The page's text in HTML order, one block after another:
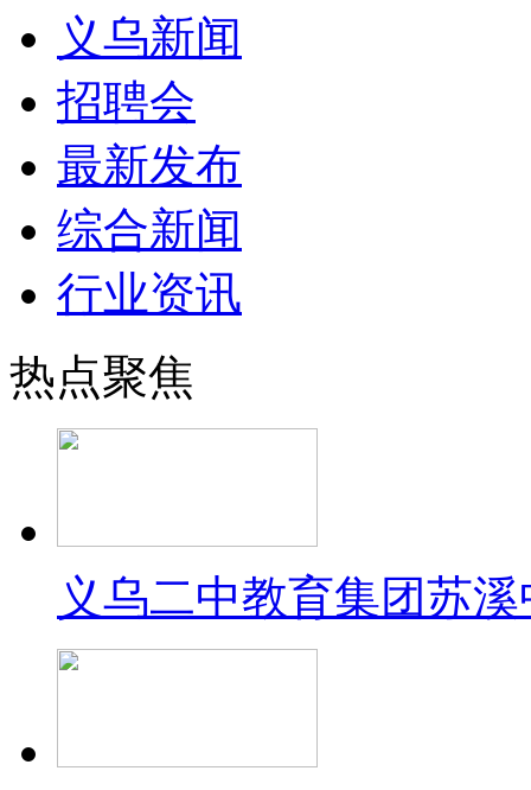
义乌新闻
招聘会
最新发布
综合新闻
行业资讯
热点聚焦
义乌二中教育集团苏